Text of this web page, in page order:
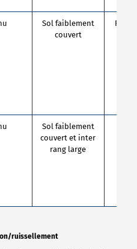
Sol faiblement
couvert
Sol faiblement
couvert et inter
rang large
ruissellement